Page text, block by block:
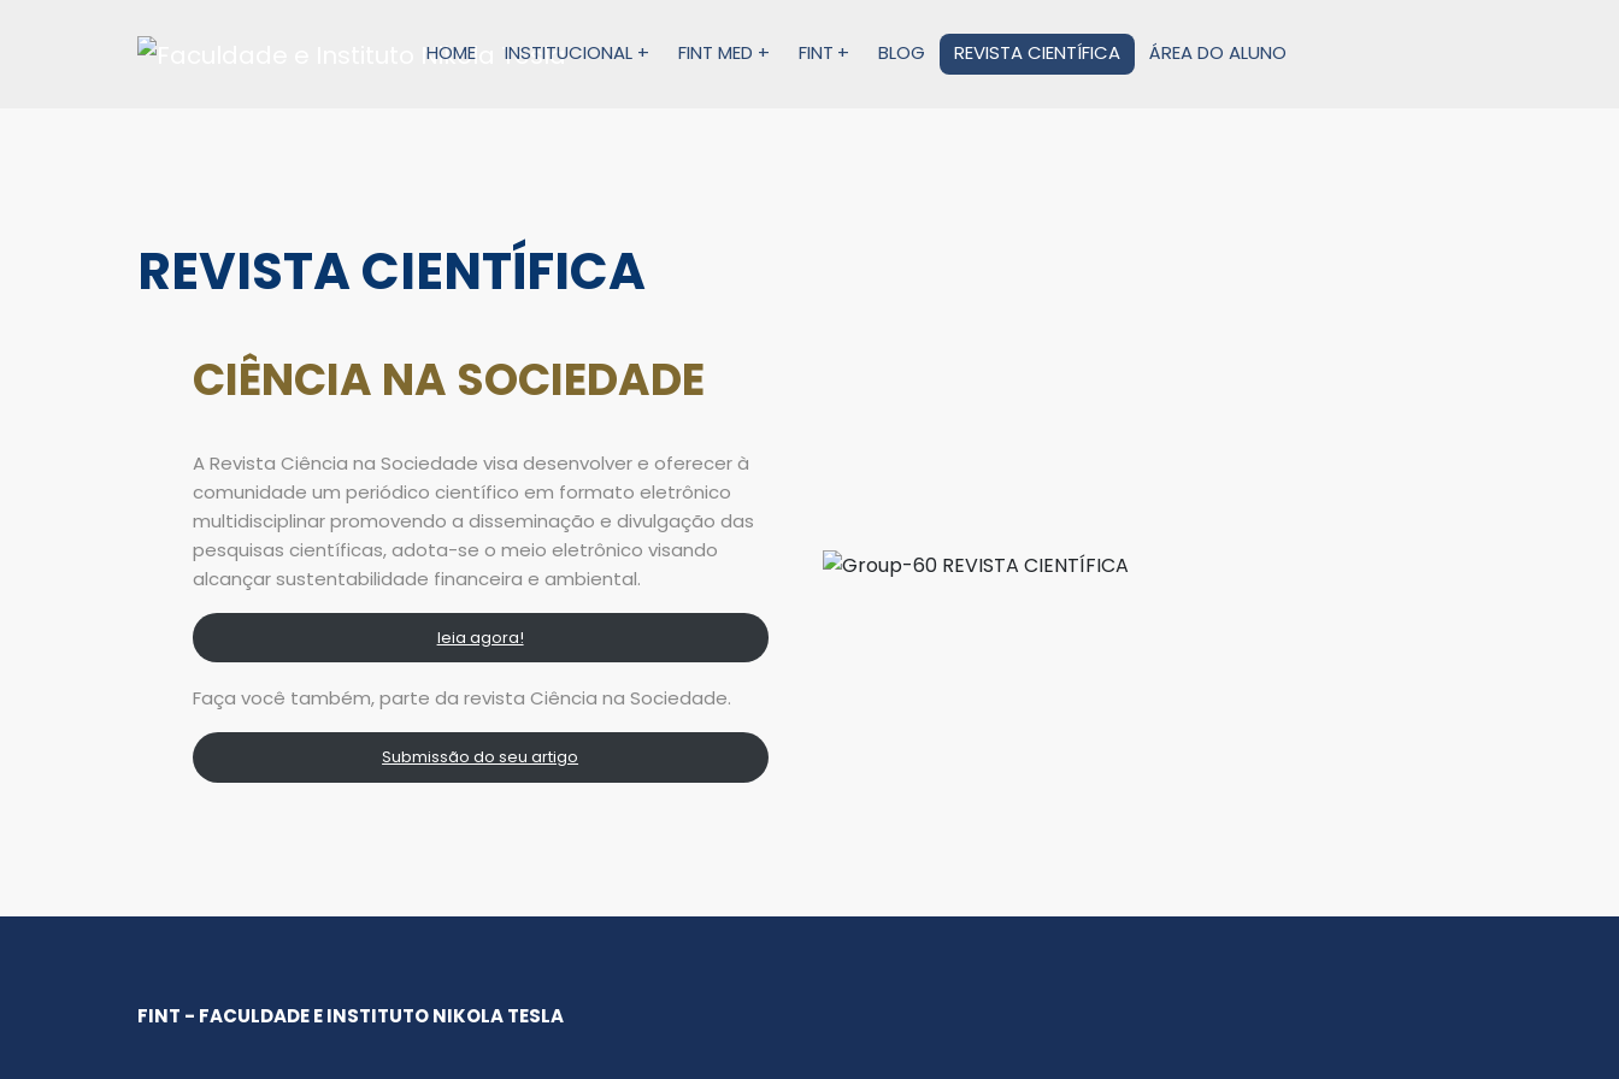
HOME INSTITUCIONAL FINT MED FINT BLOG REVISTA CIENTÍFICA ÁREA DO ALUNO
REVISTA CIENTÍFICA
CIÊNCIA NA SOCIEDADE
A Revista Ciência na Sociedade visa desenvolver e oferecer à
comunidade um periódico científico em formato eletrônico
multidisciplinar promovendo a disseminação e divulgação das
pesquisas científicas, adota-se o meio eletrônico visando
alcançar sustentabilidade financeira e ambiental.
leia agora!
Faça você também, parte da revista Ciência na Sociedade.
Submissão do seu artigo
FINT - FACULDADE E INSTITUTO NIKOLA TESLA